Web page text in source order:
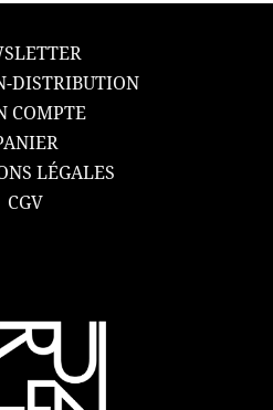
DISTRIBUTION
COMPTE
LÉGALES
CGV